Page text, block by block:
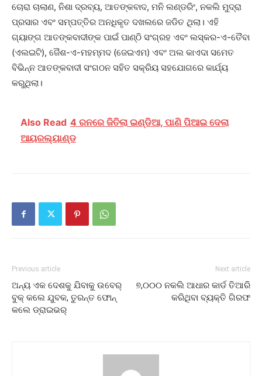
ଚୋରା ଚାଲାଣ, ନିଶା ଦ୍ରବ୍ୟ, ଆତଙ୍କବାଦ, ମନି ଲଣ୍ଡରିଂ, ନକଲି ମୁଦ୍ରା
ପ୍ରସାର ଏବଂ ସମ୍ପତ୍ତିର ଅନଧିକୃତ ଦଖଲରେ ଜଡିତ ଥିଲା। ଏହି
ଗ୍ୟାଙ୍ଗ ଆତଙ୍କବାଦୀଙ୍କ ପାଇଁ ପାଣ୍ଠି ସଂଗ୍ରହ ଏବଂ ଲସ୍କର-ଏ-ତୈବା
(ଏଲଇଟି), ଜୈଶ-ଏ-ମହମ୍ମଦ (ଜେଇଏମ) ଏବଂ ଅଲ କାଏଦା ସମେତ
ବିଭିନ୍ନ ଆତଙ୍କବାଦୀ ସଂଗଠନ ସହିତ ସକ୍ରିୟ ସହଯୋଗରେ କାର୍ଯ୍ୟ
କରୁଥିଲା।
Also Read 4 ରନରେ ଜିତିଲା ଇଣ୍ଡିଆ, ପାଣି ପିଆଇ ଦେଲା
ଆୟରଲ୍ୟାଣ୍ଡ
Previous article
ଅନ୍ୟ ଏକ ଦେଶକୁ ଯିବାକୁ ଉବେର୍‌
ବୁକ୍‌ କଲେ ଯୁବକ, ତୁରନ୍ତ ଫୋନ୍‌
କଲେ ଡ୍ରାଇଭର୍‌
Next article
୭,୦୦୦ ନକଲି ଆଧାର କାର୍ଡ ତିଆରି
କରିଥିବା ବ୍ୟକ୍ତି ଗିରଫ